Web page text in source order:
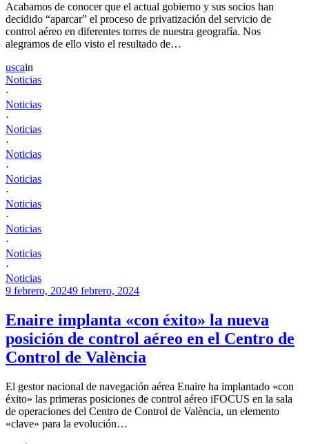
Acabamos de conocer que el actual gobierno y sus socios han
decidido “aparcar” el proceso de privatización del servicio de
control aéreo en diferentes torres de nuestra geografía. Nos
alegramos de ello visto el resultado de…
uscain
Noticias
·
Noticias
·
Noticias
·
Noticias
·
Noticias
·
Noticias
·
Noticias
·
Noticias
·
Noticias
9 febrero, 20249 febrero, 2024
Enaire implanta «con éxito» la nueva
posición de control aéreo en el Centro de
Control de València
El gestor nacional de navegación aérea Enaire ha implantado «con
éxito» las primeras posiciones de control aéreo iFOCUS en la sala
de operaciones del Centro de Control de València, un elemento
«clave» para la evolución…